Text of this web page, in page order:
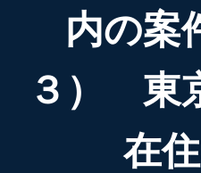
内の案
３） 東
在